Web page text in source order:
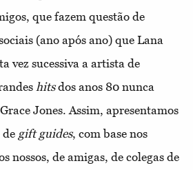
que fazem questão de
(ano após ano) que Lana
vez sucessiva a artista de
hitsdos anos 80 nunca
Jones. Assim, apresentamos
gift guides, com base nos
nossos, de amigas, de colegas de